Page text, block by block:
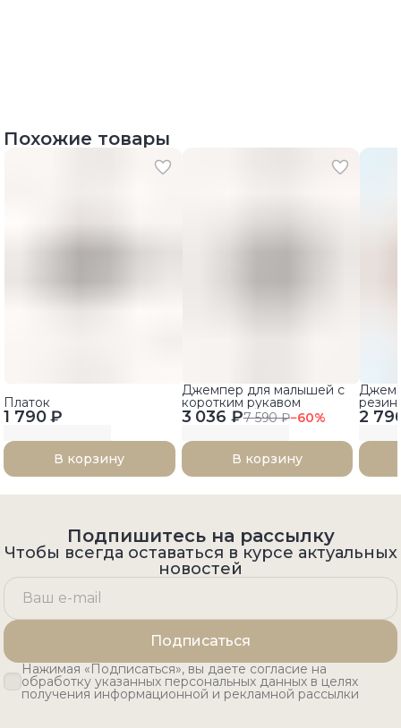
Похожие товары
1 790 ₽
Платок
В корзину
3 036 ₽7 590 ₽−60%
Джемпер для малышей с
коротким рукавом
В корзину
2
Подпишитесь на рассылку
Чтобы всегда оставаться в курсе актуальных
новостей
Подписаться
Нажимая «Подписаться», вы даете согласие на
обработку указанных персональных данных в целях
получения информационной и рекламной рассылки